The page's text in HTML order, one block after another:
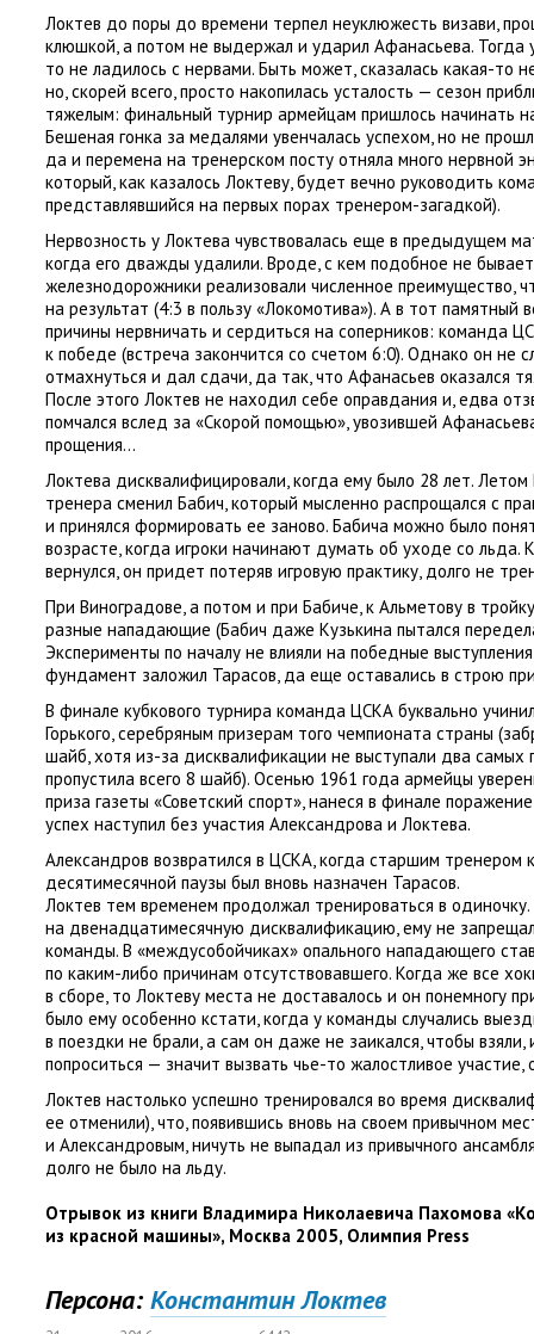
Локтев до поры до времени терпел неуклюжесть визави,
клюшкой, а потом не выдержал и ударил Афанасьева.
то не ладилось с нервами. Быть может, сказалась какая-то
но, скорей всего, просто накопилась усталость — сезон
тяжелым: финальный турнир армейцам пришлось начинать
Бешеная гонка за медалями увенчалась успехом, но не
да и перемена на тренерском посту отняла много нервной
который, как казалось Локтеву, будет вечно руководить
представлявшийся на первых порах тренером-загадкой).
Нервозность у Локтева чувствовалась еще в предыдущем
когда его дважды удалили. Вроде, с кем подобное не бывает
железнодорожники реализовали численное преимущество,
на результат (4:3 в пользу «Локомотива»). А в тот памятный
причины нервничать и сердиться на соперников: команда
к победе (встреча закончится со счетом 6:0). Однако он не
отмахнуться и дал сдачи, да так, что Афанасьев оказался
После этого Локтев не находил себе оправдания и, едва
помчался вслед за «Скорой помощью», увозившей
прощения…
Локтева дисквалифицировали, когда ему было 28 лет.
тренера сменил Бабич, который мысленно распрощался с
и принялся формировать ее заново. Бабича можно было
возрасте, когда игроки начинают думать об уходе со льда.
вернулся, он придет потеряв игровую практику, долго не
При Виноградове, а потом и при Бабиче, к Альметову в
разные нападающие (Бабич даже Кузькина пытался
Эксперименты по началу не влияли на победные
фундамент заложил Тарасов, да еще оставались в строю
В финале кубкового турнира команда ЦСКА буквально
Горького, серебряным призерам того чемпионата страны (
шайб, хотя из-за дисквалификации не выступали два
пропустила всего 8 шайб). Осенью 1961 года армейцы
приза газеты «Советский спорт», нанеся в финале поражение
успех наступил без участия Александрова и Локтева.
Александров возвратился в ЦСКА, когда старшим тренером
десятимесячной паузы был вновь назначен Тарасов.
Локтев тем временем продолжал тренироваться в
на двенадцатимесячную дисквалификацию, ему не
команды. В «междусобойчиках» опального нападающего
по каким-либо причинам отсутствовавшего. Когда же все
в сборе, то Локтеву места не доставалось и он понемногу
было ему особенно кстати, когда у команды случались
в поездки не брали, а сам он даже не заикался, чтобы взяли,
попроситься — значит вызвать чье-то жалостливое участие,
Локтев настолько успешно тренировался во время
ее отменили), что, появившись вновь на своем привычном
и Александровым, ничуть не выпадал из привычного
долго не было на льду.
Отрывок из книги Владимира Николаевича Пахомова «
из красной машины», Москва 2005, Олимпия Press
Персона: Константин Локтев